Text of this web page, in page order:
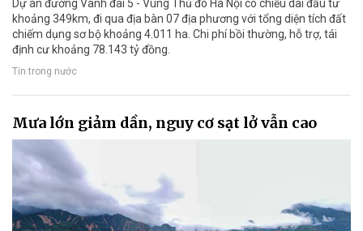
Dự án đường Vành đai 5 - Vùng Thủ đô Hà Nội có chiều dài đầu tư
khoảng 349km, đi qua địa bàn 07 địa phương với tổng diện tích đất
chiếm dụng sơ bộ khoảng 4.011 ha. Chi phí bồi thường, hỗ trợ, tái
định cư khoảng 78.143 tỷ đồng.
Tin trong nước
Mưa lớn giảm dần, nguy cơ sạt lở vẫn cao